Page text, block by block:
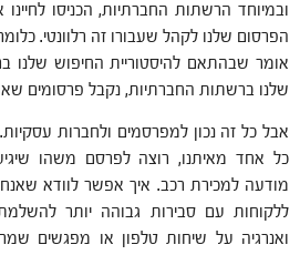
ובמיוחד הרשתות החברתיות, הכניסו
הפרסום שלנו לקהל שעבורו זה רלוונטי.
אומר שבהתאם להיסטוריית החיפוש שלנו
שלנו ברשתות החברתיות, נקבל פרסומים
אבל כל זה נכון למפרסמים ולחברות
כל אחד מאיתנו, רוצה לפרסם משהו שיגיע
מודעה למכירת רכב. איך אפשר לוודא
ללקוחות עם סבירות גבוהה יותר
ואנרגיה על שיחות טלפון או מפגשים